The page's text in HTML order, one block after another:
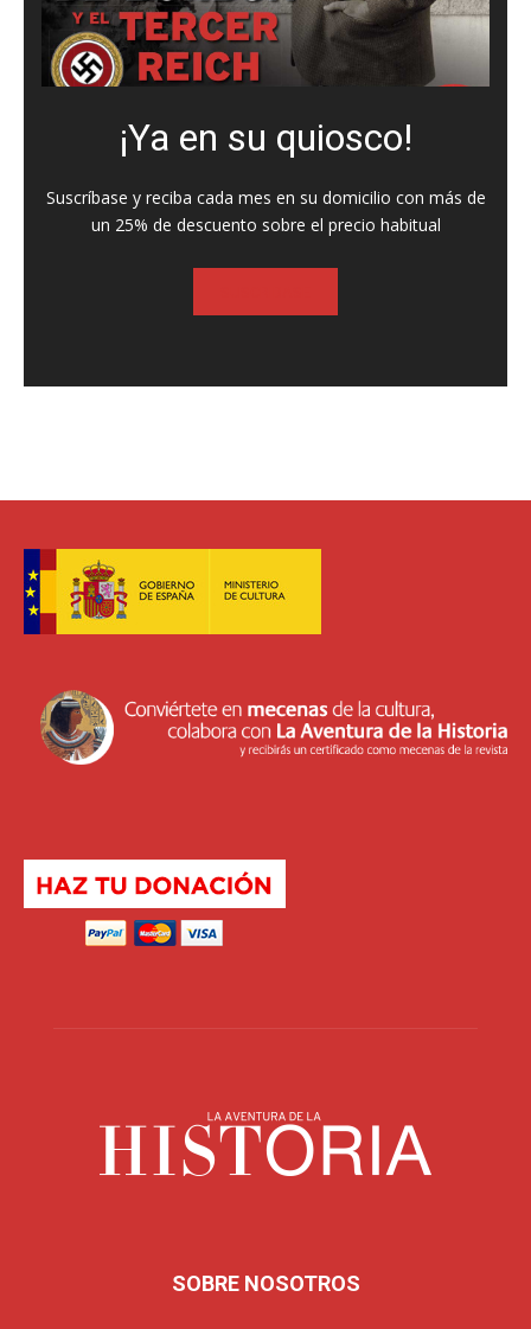
¡Ya en su quiosco!
Suscríbase y reciba cada mes en su domicilio con más de
un 25% de descuento sobre el precio habitual
SOBRE NOSOTROS